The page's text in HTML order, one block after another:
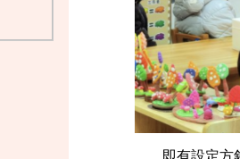
即有設定方針